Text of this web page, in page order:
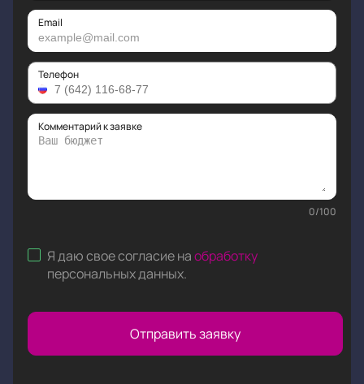
Email
Телефон
Комментарий к заявке
0/100
Я даю свое согласие наобработку
персональных данных.
Отправить заявку